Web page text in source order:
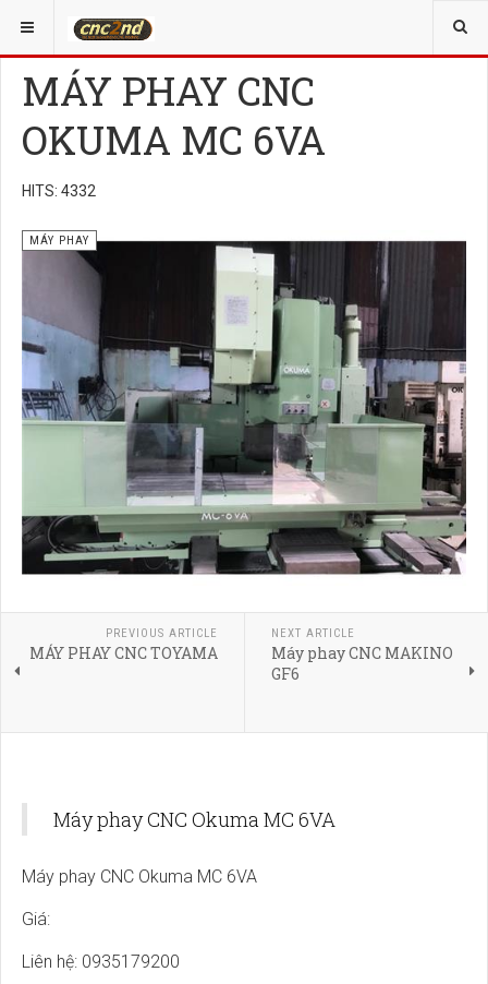
YOU ARE HERE: MÁY PHAY CNC
MÁY PHAY CNC
OKUMA MC 6VA
HITS: 4332
MÁY PHAY
PREVIOUS ARTICLE
MÁY PHAY CNC TOYAMA
NEXT ARTICLE
Máy phay CNC MAKINO
GF6
Máy phay CNC Okuma MC 6VA
Máy phay CNC Okuma MC 6VA
Giá:
Liên hệ: 0935179200